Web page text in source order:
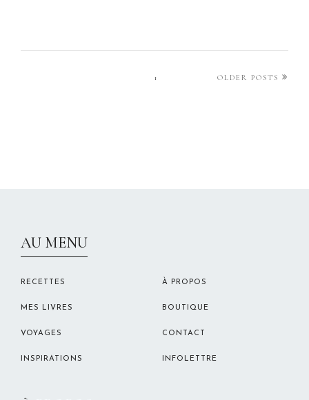
1 OLDER POSTS
AU MENU
RECETTES
MES LIVRES
VOYAGES
INSPIRATIONS
À PROPOS
BOUTIQUE
CONTACT
INFOLETTRE